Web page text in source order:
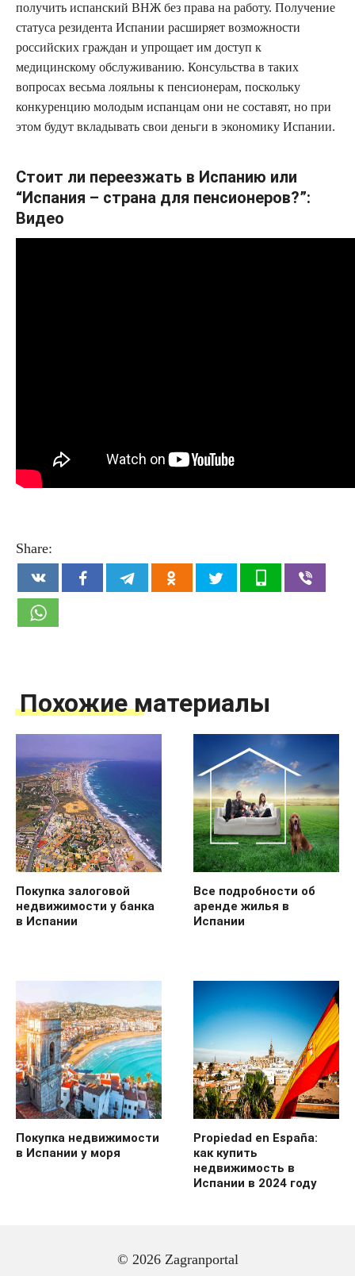
получить испанский ВНЖ без права на работу. Получение
статуса резидента Испании расширяет возможности
российских граждан и упрощает им доступ к
медицинскому обслуживанию. Консульства в таких
вопросах весьма лояльны к пенсионерам, поскольку
конкуренцию молодым испанцам они не составят, но при
этом будут вкладывать свои деньги в экономику Испании.
Стоит ли переезжать в Испанию или
“Испания – страна для пенсионеров?”:
Видео
Share:
Похожие материалы
Покупка залоговой
недвижимости у банка
в Испании
Все подробности об
аренде жилья в
Испании
Покупка недвижимости
в Испании у моря
Propiedad en España:
как купить
недвижимость в
Испании в 2024 году
© 2026 Zagranportal